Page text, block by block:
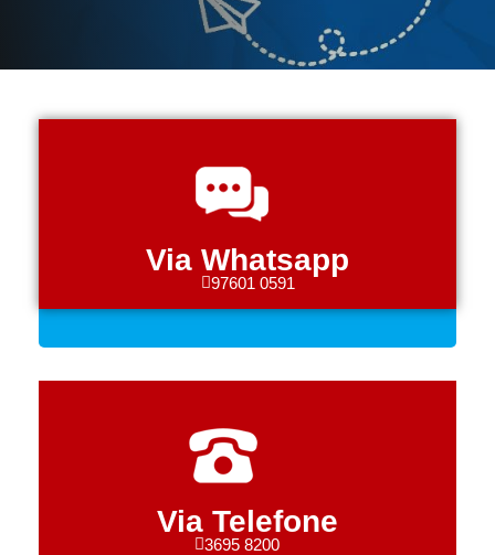
Via Whatsapp
97601 0591
Via Telefone
3695 8200